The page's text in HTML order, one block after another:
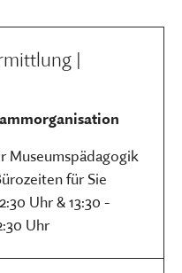
|
Museumspädagogik
für Sie
Uhr & 13:30 -
Uhr